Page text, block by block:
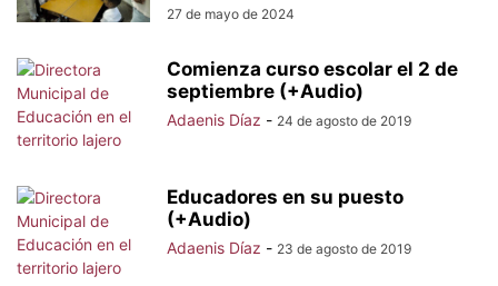
27 de mayo de 2024
Comienza curso escolar el 2 de
septiembre (+Audio)
Adaenis Díaz - 24 de agosto de 2019
Educadores en su puesto
(+Audio)
Adaenis Díaz - 23 de agosto de 2019